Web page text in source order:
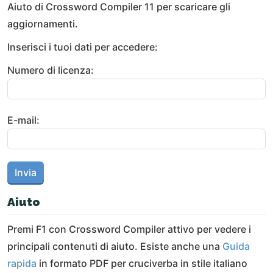
Aiuto di Crossword Compiler 11 per scaricare gli
aggiornamenti.
Inserisci i tuoi dati per accedere:
Numero di licenza:
E-mail:
Aiuto
Premi F1 con Crossword Compiler attivo per vedere i
principali contenuti di aiuto. Esiste anche una Guida
rapida in formato PDF per cruciverba in stile italiano